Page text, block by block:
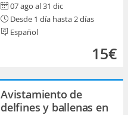
07 ago al 31 dic
Desde 1 día hasta 2 días
Español
15€
Avistamiento de
delfines y ballenas en